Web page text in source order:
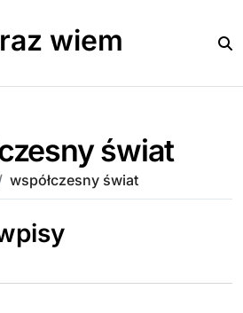
wiem
świat
współczesny świat